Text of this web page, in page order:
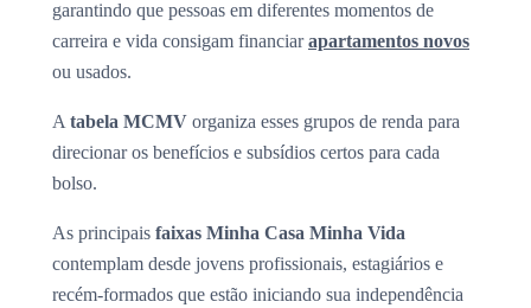
garantindo que pessoas em diferentes momentos de
carreira e vida consigam financiarapartamentos novos
ou usados.
A tabela MCMV organiza esses grupos de renda para
direcionar os benefícios e subsídios certos para cada
bolso.
As principais faixas Minha Casa Minha Vida
contemplam desde jovens profissionais, estagiários e
recém-formados que estão iniciando sua independência